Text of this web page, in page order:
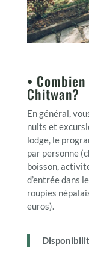
•
Chitwan?
En général,
nuits et
lodge, le
par personne
boisson,
d’entrée dans
roupies
euros).